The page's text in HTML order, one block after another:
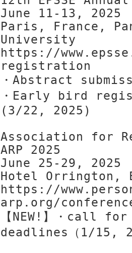
June 11-13, 2025
Paris, France,
University
https://
registration
・Abstract
・Early bird
(3/22, 2025)
Association for
ARP 2025
June 25-29, 2025
Hotel Orrington,
https://
arp.org/
【NEW!】・call
deadlines（1/15,